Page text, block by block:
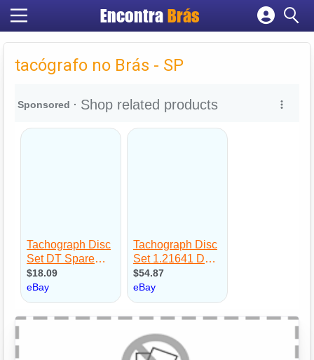
Encontra Brás
Cadastrar empresa
Criar conta
tacógrafo no Brás - SP